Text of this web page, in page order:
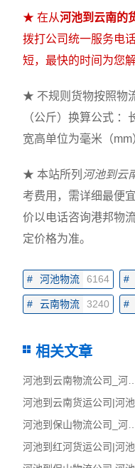
★ 在从河池到云南的
拨打公司统一服务电
短，最快的时间为您解
★ 不规则货物按照物
（公斤）换算公式
宽高单位为毫米（mm
★ 本站所列 河池到云
考费用，需详细最便
价以电话咨询港邦物
定价格为准。
# 河池物流 6164 #
# 云南物流 3240 #
相关文章